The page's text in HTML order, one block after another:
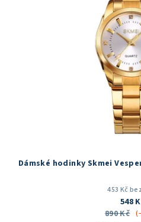
Dámské hodinky Skmei
453 Kč
548
890 Kč